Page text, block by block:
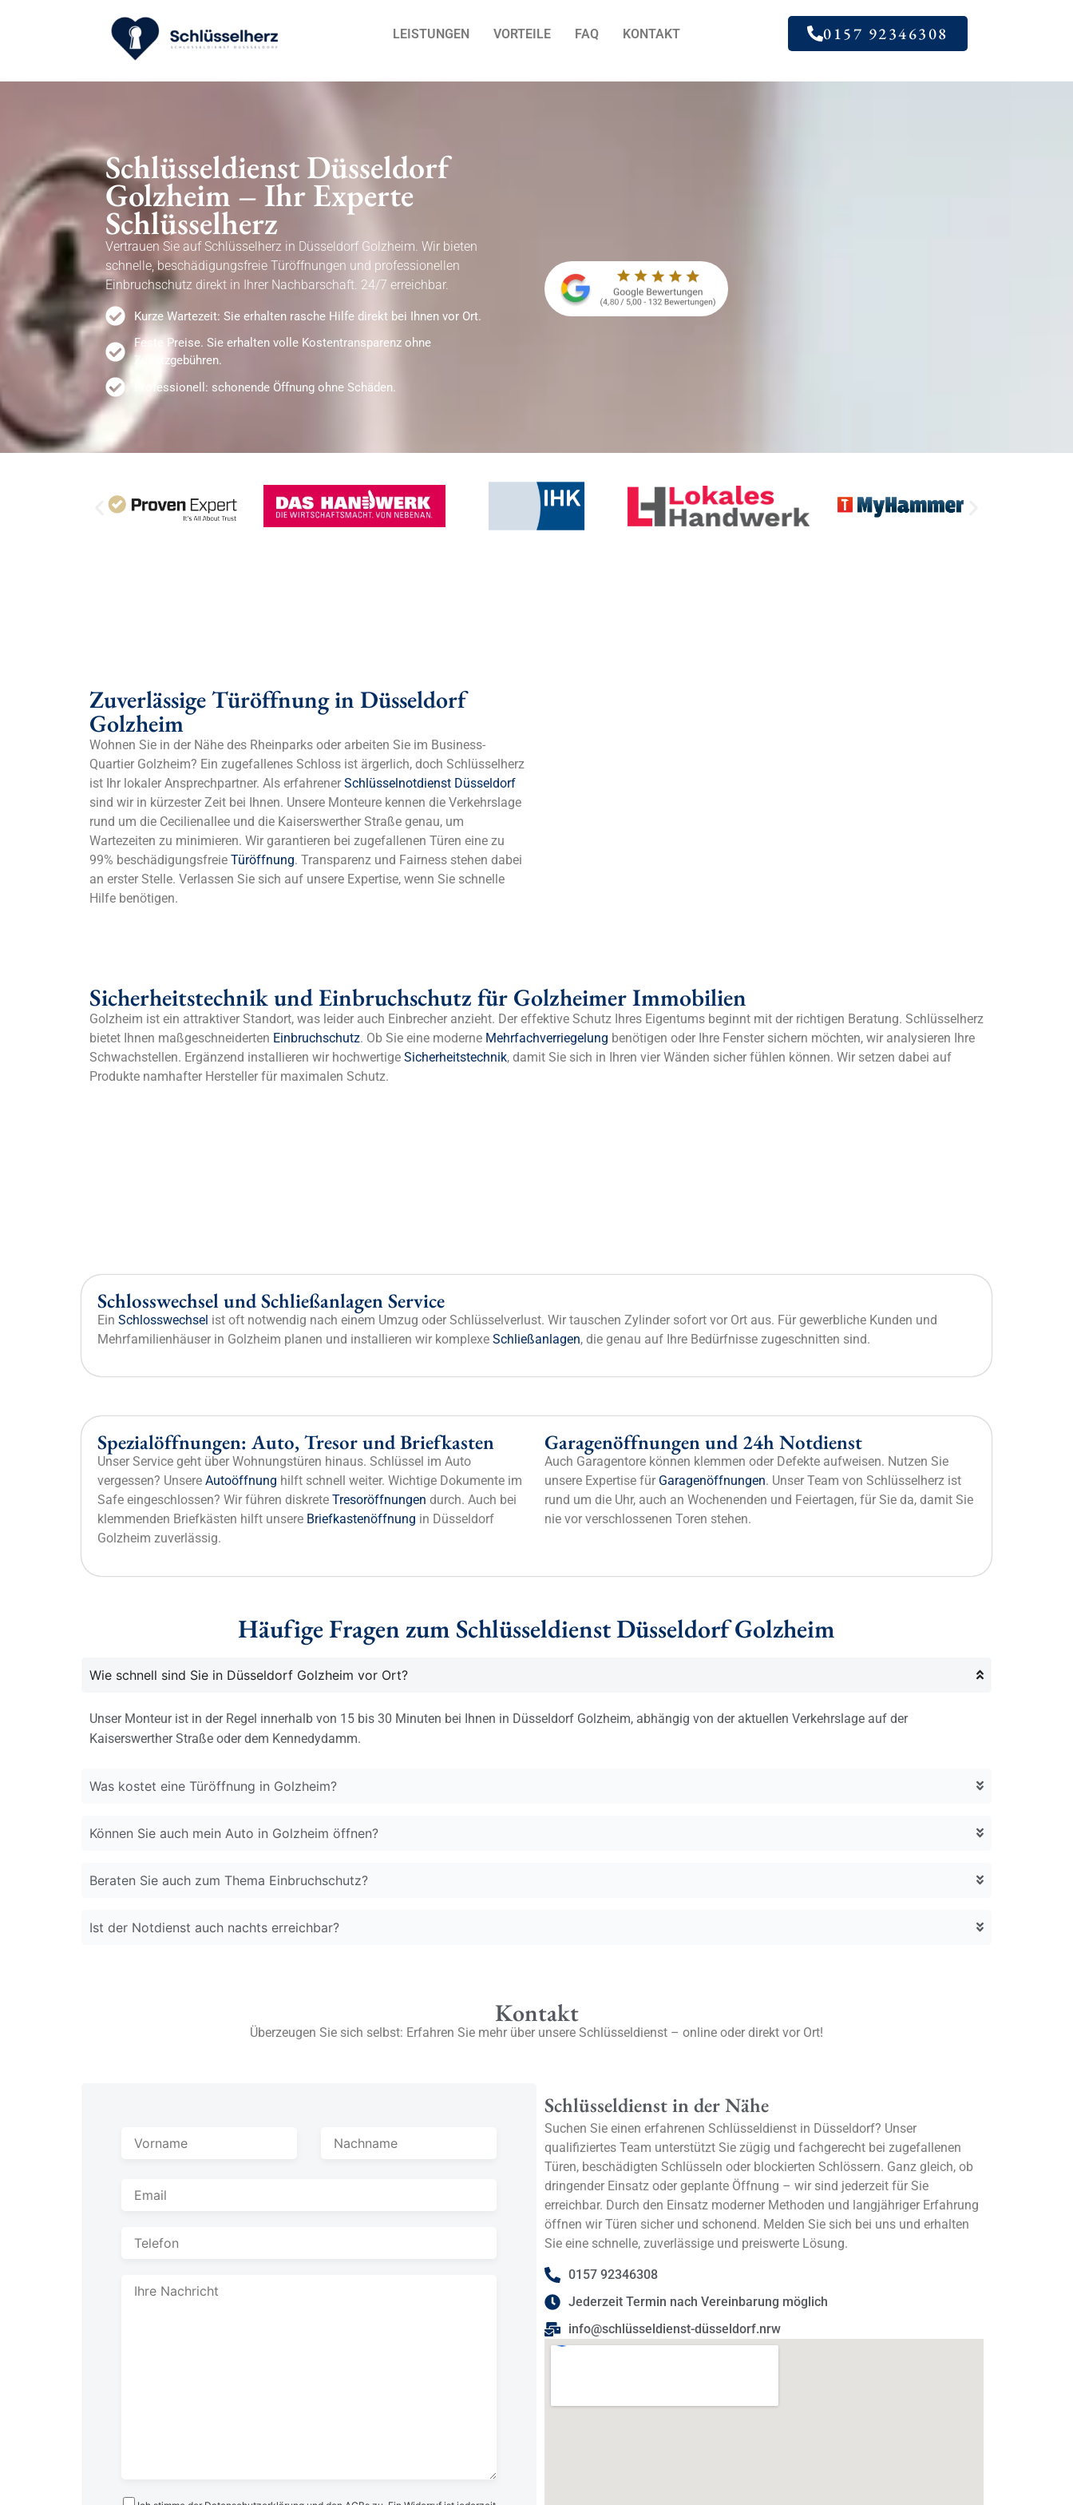
LEISTUNGEN VORTEILE FAQ KONTAKT 0157 92346308
Schlüsseldienst Düsseldorf
Golzheim – Ihr Experte
Schlüsselherz
Vertrauen Sie auf Schlüsselherz in Düsseldorf Golzheim. Wir bieten
schnelle, beschädigungsfreie Türöffnungen und professionellen
Einbruchschutz direkt in Ihrer Nachbarschaft. 24/7 erreichbar.
Kurze Wartezeit: Sie erhalten rasche Hilfe direkt bei Ihnen vor Ort.
Feste Preise. Sie erhalten volle Kostentransparenz ohne
Zusatzgebühren.
Professionell: schonende Öffnung ohne Schäden.
Zuverlässige Türöffnung in Düsseldorf
Golzheim
Wohnen Sie in der Nähe des Rheinparks oder arbeiten Sie im Business-
Quartier Golzheim? Ein zugefallenes Schloss ist ärgerlich, doch Schlüsselherz
ist Ihr lokaler Ansprechpartner. Als erfahrener Schlüsselnotdienst Düsseldorf
sind wir in kürzester Zeit bei Ihnen. Unsere Monteure kennen die Verkehrslage
rund um die Cecilienallee und die Kaiserswerther Straße genau, um
Wartezeiten zu minimieren. Wir garantieren bei zugefallenen Türen eine zu
99% beschädigungsfreie Türöffnung. Transparenz und Fairness stehen dabei
an erster Stelle. Verlassen Sie sich auf unsere Expertise, wenn Sie schnelle
Hilfe benötigen.
Sicherheitstechnik und Einbruchschutz für Golzheimer Immobilien
Golzheim ist ein attraktiver Standort, was leider auch Einbrecher anzieht. Der effektive Schutz Ihres Eigentums beginnt mit der richtigen Beratung. Schlüsselherz
bietet Ihnen maßgeschneiderten Einbruchschutz. Ob Sie eine moderne Mehrfachverriegelung benötigen oder Ihre Fenster sichern möchten, wir analysieren Ihre
Schwachstellen. Ergänzend installieren wir hochwertige Sicherheitstechnik, damit Sie sich in Ihren vier Wänden sicher fühlen können. Wir setzen dabei auf
Produkte namhafter Hersteller für maximalen Schutz.
Schlosswechsel und Schließanlagen Service
Ein Schlosswechsel ist oft notwendig nach einem Umzug oder Schlüsselverlust. Wir tauschen Zylinder sofort vor Ort aus. Für gewerbliche Kunden und
Mehrfamilienhäuser in Golzheim planen und installieren wir komplexe Schließanlagen, die genau auf Ihre Bedürfnisse zugeschnitten sind.
Spezialöffnungen: Auto, Tresor und Briefkasten
Unser Service geht über Wohnungstüren hinaus. Schlüssel im Auto
vergessen? Unsere Autoöffnung hilft schnell weiter. Wichtige Dokumente im
Safe eingeschlossen? Wir führen diskrete Tresoröffnungen durch. Auch bei
klemmenden Briefkästen hilft unsere Briefkastenöffnung in Düsseldorf
Golzheim zuverlässig.
Garagenöffnungen und 24h Notdienst
Auch Garagentore können klemmen oder Defekte aufweisen. Nutzen Sie
unsere Expertise für Garagenöffnungen. Unser Team von Schlüsselherz ist
rund um die Uhr, auch an Wochenenden und Feiertagen, für Sie da, damit Sie
nie vor verschlossenen Toren stehen.
Häufige Fragen zum Schlüsseldienst Düsseldorf Golzheim
Wie schnell sind Sie in Düsseldorf Golzheim vor Ort?
Unser Monteur ist in der Regel innerhalb von 15 bis 30 Minuten bei Ihnen in Düsseldorf Golzheim, abhängig von der aktuellen Verkehrslage auf der
Kaiserswerther Straße oder dem Kennedydamm.
Was kostet eine Türöffnung in Golzheim?
Können Sie auch mein Auto in Golzheim öffnen?
Beraten Sie auch zum Thema Einbruchschutz?
Ist der Notdienst auch nachts erreichbar?
Kontakt
Überzeugen Sie sich selbst: Erfahren Sie mehr über unsere Schlüsseldienst – online oder direkt vor Ort!
Schlüsseldienst in der Nähe
Suchen Sie einen erfahrenen Schlüsseldienst in Düsseldorf? Unser
qualifiziertes Team unterstützt Sie zügig und fachgerecht bei zugefallenen
Türen, beschädigten Schlüsseln oder blockierten Schlössern. Ganz gleich, ob
dringender Einsatz oder geplante Öffnung – wir sind jederzeit für Sie
erreichbar. Durch den Einsatz moderner Methoden und langjähriger Erfahrung
öffnen wir Türen sicher und schonend. Melden Sie sich bei uns und erhalten
Sie eine schnelle, zuverlässige und preiswerte Lösung.
0157 92346308
Jederzeit Termin nach Vereinbarung möglich
info@schlüsseldienst-düsseldorf.nrw